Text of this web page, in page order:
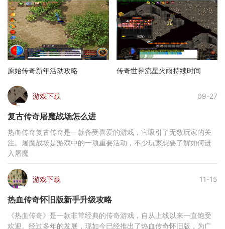
原始传奇新年活动攻略 传奇世界流星火雨持续时间
游戏下载 09-27
复古传奇屠魔战场怎么进
热血传奇复古传奇是一款备受喜爱的游戏，它吸引了无数玩家的关
注。屠魔战场是游戏中的一项重要活动，不少玩家想要了解如何进
入屠魔
游戏下载 11-15
热血传奇怀旧版新手升级攻略
《热血传奇》是一款非常经典的传奇游戏，自从上线以来一直饱受
欢迎。经过多年的发展，现如今已经推出了热血传奇怀旧版，为广